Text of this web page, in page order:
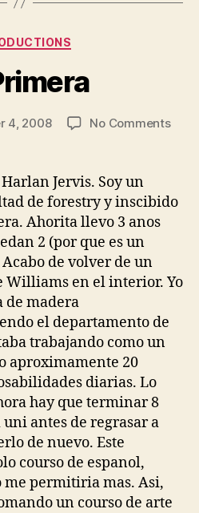
Categories
4, 2008 No Commentson
Jervis. Soy un
de forestry y inscibido
Ahorita llevo 3 anos
2 (por que es un
de volver de un
Williams en el interior. Yo
de madera
el departamento de
trabajando como un
aproximamente 20
diarias. Lo
hay que terminar 8
antes de regrasar a
de nuevo. Este
courso de espanol,
permitiria mas. Asi,
un courso de arte